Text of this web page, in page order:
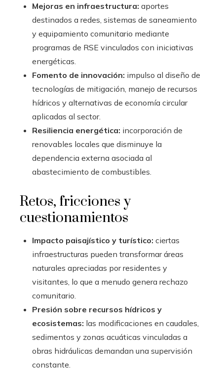
Mejoras en infraestructura: aportes
destinados a redes, sistemas de saneamiento
y equipamiento comunitario mediante
programas de RSE vinculados con iniciativas
energéticas.
Fomento de innovación: impulso al diseño de
tecnologías de mitigación, manejo de recursos
hídricos y alternativas de economía circular
aplicadas al sector.
Resiliencia energética: incorporación de
renovables locales que disminuye la
dependencia externa asociada al
abastecimiento de combustibles.
Retos, fricciones y
cuestionamientos
Impacto paisajístico y turístico: ciertas
infraestructuras pueden transformar áreas
naturales apreciadas por residentes y
visitantes, lo que a menudo genera rechazo
comunitario.
Presión sobre recursos hídricos y
ecosistemas: las modificaciones en caudales,
sedimentos y zonas acuáticas vinculadas a
obras hidráulicas demandan una supervisión
constante.